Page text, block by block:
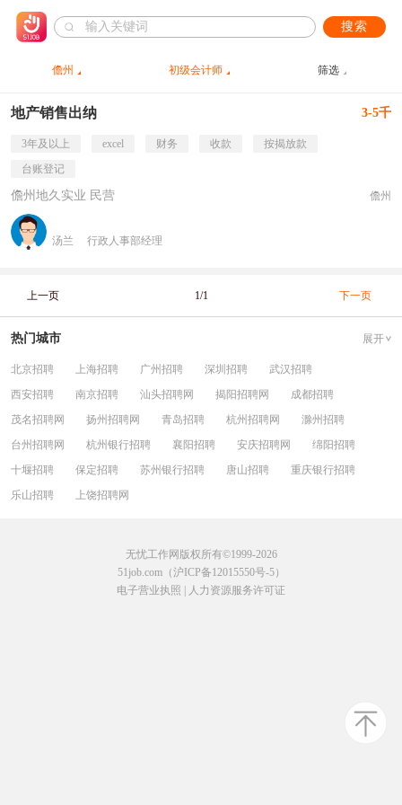
搜索
儋州 初级会计师 筛选
地产销售出纳 3-5千
3年及以上 excel 财务 收款
按揭放款
台账登记
儋州地久实业 民营 儋州
汤兰 行政人事部经理
上一页 1/1 下一页
热门城市 展开
北京招聘 上海招聘 广州招聘 深圳招聘
武汉招聘
西安招聘
南京招聘 汕头招聘网 揭阳招聘网
成都招聘
茂名招聘网
扬州招聘网 青岛招聘 杭州招聘网
滁州招聘
台州招聘网
杭州银行招聘 襄阳招聘 安庆招聘网
绵阳招聘
十堰招聘
保定招聘 苏州银行招聘 唐山招聘
重庆银行招聘
乐山招聘
上饶招聘网
无忧工作网版权所有©1999-2026
51job.com（沪ICP备12015550号-5）
电子营业执照
人力资源服务许可证